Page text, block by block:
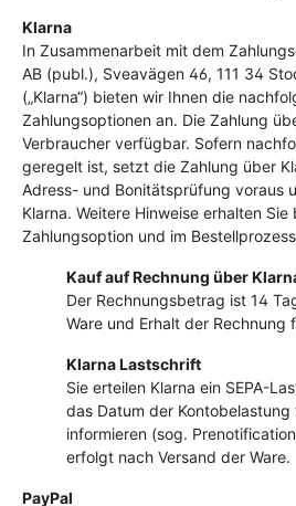
Klarna
In Zusammenarbeit mit dem
AB (publ.), Sveavägen 46, 111 34
(„Klarna“) bieten wir Ihnen die
Zahlungsoptionen an. Die Zahlung
Verbraucher verfügbar. Sofern
geregelt ist, setzt die Zahlung über
Adress- und Bonitätsprüfung voraus
Klarna. Weitere Hinweise erhalten
Zahlungsoption und im
Kauf auf Rechnung über
Der Rechnungsbetrag ist 14
Ware und Erhalt der Rechnung
Klarna Lastschrift
Sie erteilen Klarna ein SEPA-
das Datum der Kontobelastung
informieren (sog.
erfolgt nach Versand der Ware.
PayPal